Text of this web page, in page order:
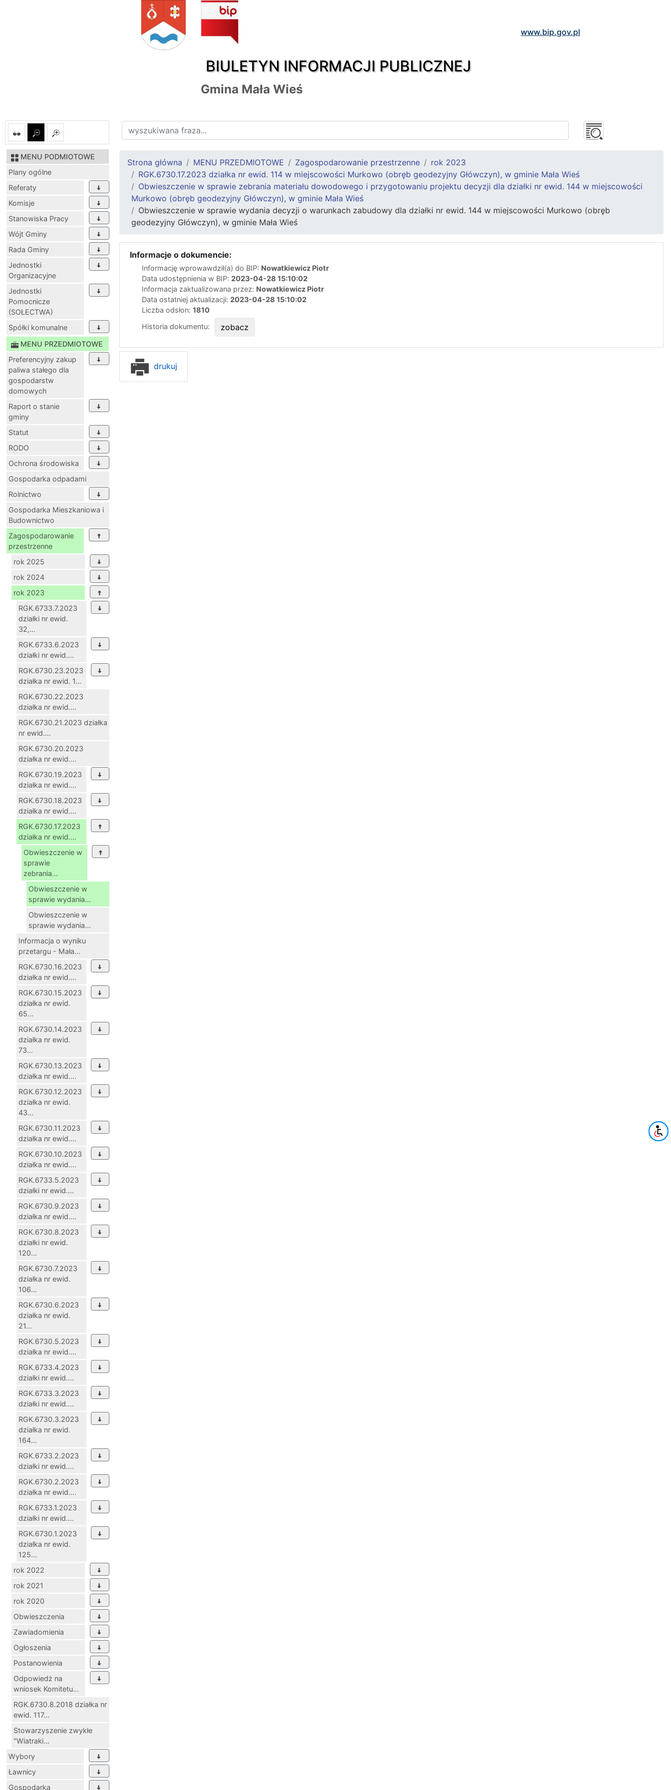
BIULETYN INFORMACJI PUBLICZNEJ
www.bip.gov.pl
Gmina Mała Wieś
MENU PODMIOTOWE
Plany ogólne
Referaty
Komisje
Stanowiska Pracy
Wójt Gminy
Rada Gminy
Jednostki
Organizacyjne
Jednostki
Pomocnicze
(SOŁECTWA)
Spółki komunalne
MENU PRZEDMIOTOWE
Preferencyjny zakup
paliwa stałego dla
gospodarstw
domowych
Raport o stanie
gminy
Statut
RODO
Ochrona środowiska
Gospodarka odpadami
Rolnictwo
Gospodarka Mieszkaniowa i
Budownictwo
Zagospodarowanie
przestrzenne
rok 2025
rok 2024
rok 2023
RGK.6733.7.2023
działki nr ewid.
32,...
RGK.6733.6.2023
działki nr ewid....
RGK.6730.23.2023
działka nr ewid. 1...
RGK.6730.22.2023
działka nr ewid....
RGK.6730.21.2023 działka
nr ewid....
RGK.6730.20.2023
działka nr ewid....
RGK.6730.19.2023
działka nr ewid....
RGK.6730.18.2023
działka nr ewid....
RGK.6730.17.2023
działka nr ewid....
Obwieszczenie w
sprawie
zebrania...
Obwieszczenie w
sprawie wydania...
Obwieszczenie w
sprawie wydania...
Informacja o wyniku
przetargu - Mała...
RGK.6730.16.2023
działka nr ewid....
RGK.6730.15.2023
działka nr ewid.
65...
RGK.6730.14.2023
działka nr ewid.
73...
RGK.6730.13.2023
działka nr ewid....
RGK.6730.12.2023
działka nr ewid.
43...
RGK.6730.11.2023
działka nr ewid....
RGK.6730.10.2023
działka nr ewid....
RGK.6733.5.2023
działki nr ewid....
RGK.6730.9.2023
działka nr ewid....
RGK.6730.8.2023
działki nr ewid.
120...
RGK.6730.7.2023
działka nr ewid.
106...
RGK.6730.6.2023
działka nr ewid.
21...
RGK.6730.5.2023
działka nr ewid....
RGK.6733.4.2023
działki nr ewid....
RGK.6733.3.2023
działki nr ewid....
RGK.6730.3.2023
działka nr ewid.
164...
RGK.6733.2.2023
działki nr ewid....
RGK.6730.2.2023
działka nr ewid....
RGK.6733.1.2023
działki nr ewid....
RGK.6730.1.2023
działka nr ewid.
125...
rok 2022
rok 2021
rok 2020
Obwieszczenia
Zawiadomienia
Ogłoszenia
Postanowienia
Odpowiedż na
wniosek Komitetu...
RGK.6730.8.2018 działka nr
ewid. 117...
Stowarzyszenie zwykłe
"Wiatraki...
Wybory
Ławnicy
Gospodarka
Strona główna MENU PRZEDMIOTOWE Zagospodarowanie przestrzenne
rok 2023
RGK.6730.17.2023 działka nr ewid. 114 w miejscowości Murkowo (obręb geodezyjny Główczyn), w gminie Mała Wieś
Obwieszczenie w sprawie zebrania materiału dowodowego i przygotowaniu projektu decyzji dla działki nr ewid. 144 w miejscowości
Murkowo (obręb geodezyjny Główczyn), w gminie Mała Wieś
Obwieszczenie w sprawie wydania decyzji o warunkach zabudowy dla działki nr ewid. 144 w miejscowości Murkowo (obręb
geodezyjny Główczyn), w gminie Mała Wieś
Informacje o dokumencie:
Informację wprowawdził(a) do BIP: Nowatkiewicz Piotr
Data udostępnienia w BIP: 2023-04-28 15:10:02
Informacja zaktualizowana przez: Nowatkiewicz Piotr
Data ostatniej aktualizacji: 2023-04-28 15:10:02
Liczba odsłon: 1810
Historia dokumentu:
zobacz
drukuj